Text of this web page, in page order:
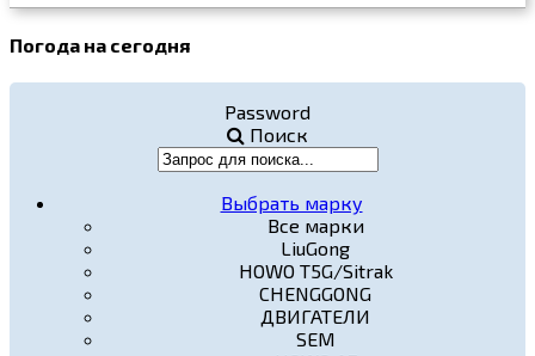
Погода на сегодня
Password
Поиск
Выбрать марку
Все марки
LiuGong
HOWO T5G/Sitrak
CHENGGONG
ДВИГАТЕЛИ
SEM